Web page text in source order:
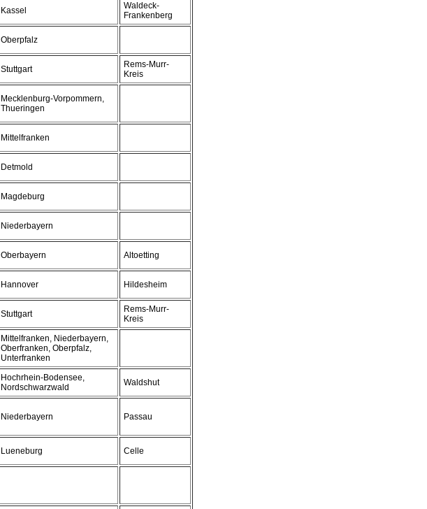
Kassel
Waldeck-
Frankenberg
Oberpfalz
Stuttgart
Rems-Murr-
Kreis
Mecklenburg-Vorpommern,
Thueringen
Mittelfranken
Detmold
Magdeburg
Niederbayern
Oberbayern Altoetting
Hannover Hildesheim
Stuttgart
Rems-Murr-
Kreis
Mittelfranken, Niederbayern,
Oberfranken, Oberpfalz,
Unterfranken
Hochrhein-Bodensee,
Nordschwarzwald
Waldshut
Niederbayern Passau
Lueneburg Celle